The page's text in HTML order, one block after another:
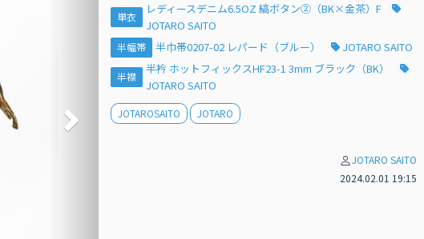
単衣
レディースデニム6.5OZ 縞ボタン②（BK×金茶）F
JOTARO SAITO
半幅帯 半巾帯0207-02 レパード（ブルー） JOTARO SAITO
半襟
半衿 ホットフィックスHF23-1 3mm ブラック（BK）
JOTARO SAITO
JOTAROSAITO JOTARO
JOTARO SAITO
2024.02.01 19:15